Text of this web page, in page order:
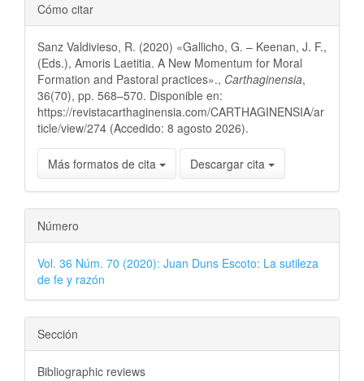
Cómo citar
Sanz Valdivieso, R. (2020) «Gallicho, G. – Keenan, J. F.,
(Eds.), Amoris Laetitia. A New Momentum for Moral
Formation and Pastoral practices»., Carthaginensia,
36(70), pp. 568–570. Disponible en:
https://revistacarthaginensia.com/CARTHAGINENSIA/ar
ticle/view/274 (Accedido: 8 agosto 2026).
Más formatos de cita Descargar cita
Número
Vol. 36 Núm. 70 (2020): Juan Duns Escoto: La sutileza
de fe y razón
Sección
Bibliographic reviews